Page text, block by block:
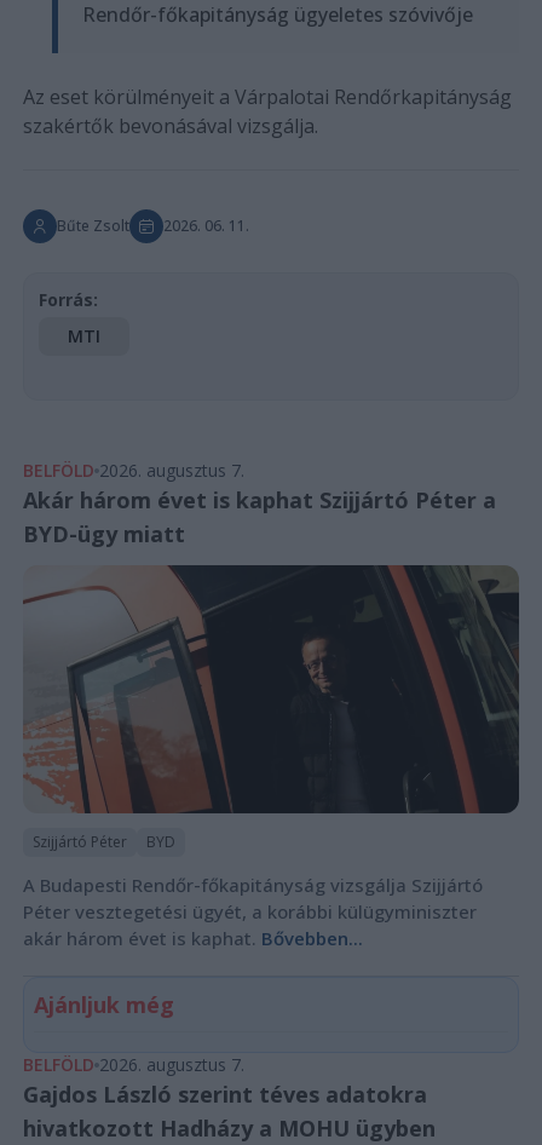
Rendőr-főkapitányság ügyeletes szóvivője
Az eset körülményeit a Várpalotai Rendőrkapitányság
szakértők bevonásával vizsgálja.
Bűte Zsolt 2026. 06. 11.
Forrás:
MTI
BELFÖLD 2026. augusztus 7.
Akár három évet is kaphat Szijjártó Péter a
BYD-ügy miatt
Szijjártó Péter BYD
A Budapesti Rendőr-főkapitányság vizsgálja Szijjártó
Péter vesztegetési ügyét, a korábbi külügyminiszter
akár három évet is kaphat. Bővebben...
Ajánljuk még
BELFÖLD 2026. augusztus 7.
Gajdos László szerint téves adatokra
hivatkozott Hadházy a MOHU ügyben